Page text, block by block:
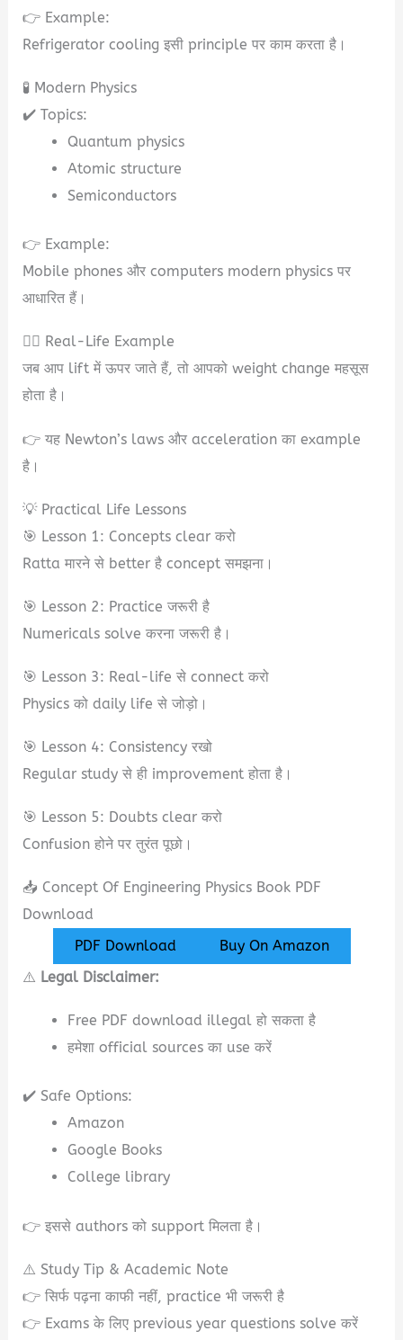
👉 Example:
Refrigerator cooling इसी principle पर काम करता है।
🧪 Modern Physics
✔️ Topics:
Quantum physics
Atomic structure
Semiconductors
👉 Example:
Mobile phones और computers modern physics पर
आधारित हैं।
🧍‍♂️ Real-Life Example
जब आप lift में ऊपर जाते हैं, तो आपको weight change महसूस
होता है।
👉 यह Newton’s laws और acceleration का example
है।
💡 Practical Life Lessons
🎯 Lesson 1: Concepts clear करो
Ratta मारने से better है concept समझना।
🎯 Lesson 2: Practice जरूरी है
Numericals solve करना जरूरी है।
🎯 Lesson 3: Real-life से connect करो
Physics को daily life से जोड़ो।
🎯 Lesson 4: Consistency रखो
Regular study से ही improvement होता है।
🎯 Lesson 5: Doubts clear करो
Confusion होने पर तुरंत पूछो।
📥 Concept Of Engineering Physics Book PDF
Download
PDF Download
Buy On Amazon
⚠️ Legal Disclaimer:
Free PDF download illegal हो सकता है
हमेशा official sources का use करें
✔️ Safe Options:
Amazon
Google Books
College library
👉 इससे authors को support मिलता है।
⚠️ Study Tip & Academic Note
👉 सिर्फ पढ़ना काफी नहीं, practice भी जरूरी है
👉 Exams के लिए previous year questions solve करें